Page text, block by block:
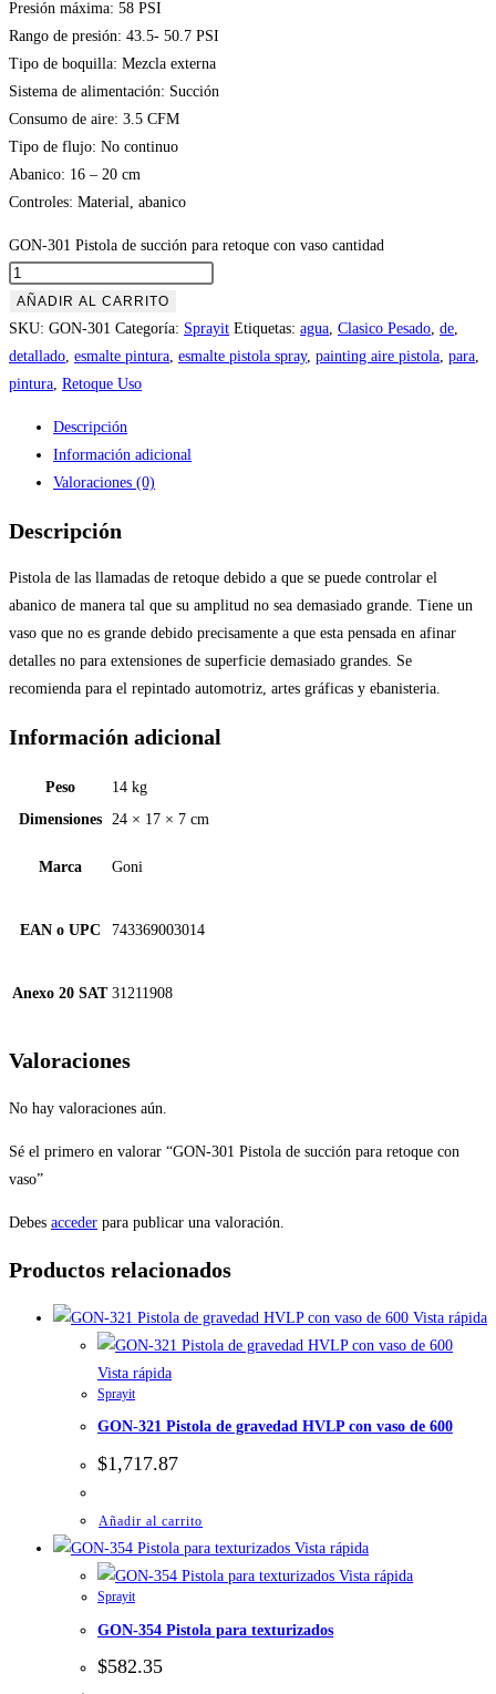
Presión máxima: 58 PSI
Rango de presión: 43.5- 50.7 PSI
Tipo de boquilla: Mezcla externa
Sistema de alimentación: Succión
Consumo de aire: 3.5 CFM
Tipo de flujo: No continuo
Abanico: 16 – 20 cm
Controles: Material, abanico
GON-301 Pistola de succión para retoque con vaso cantidad
AÑADIR AL CARRITO
SKU: GON-301 Categoría: Sprayit Etiquetas: agua Clasico Pesado de
detallado esmalte pintura esmalte pistola spray, painting aire pistola para
pintura Retoque Uso
Descripción
Información adicional
Valoraciones (0)
Descripción
Pistola de las llamadas de retoque debido a que se puede controlar el
abanico de manera tal que su amplitud no sea demasiado grande. Tiene un
vaso que no es grande debido precisamente a que esta pensada en afinar
detalles no para extensiones de superficie demasiado grandes. Se
recomienda para el repintado automotriz, artes gráficas y ebanisteria.
Información adicional
Peso
14 kg
Dimensiones
24 × 17 × 7 cm
Marca Goni
EAN o UPC 743369003014
Anexo 20 SAT 31211908
Valoraciones
No hay valoraciones aún.
Sé el primero en valorar “GON-301 Pistola de succión para retoque con
vaso”
Debes acceder para publicar una valoración.
Productos relacionados
Vista rápida
Vista rápida
Sprayit
GON-321 Pistola de gravedad HVLP con vaso de 600
$1,717.87
Añadir al carrito
Vista rápida
Vista rápida
Sprayit
GON-354 Pistola para texturizados
$582.35